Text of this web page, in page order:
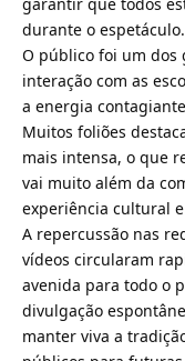
durante o espetáculo.
O público foi um dos
interação com as
a energia
Muitos foliões
mais intensa, o que
vai muito além da
experiência cultural
A repercussão nas
vídeos circularam
avenida para todo o
divulgação
manter viva a